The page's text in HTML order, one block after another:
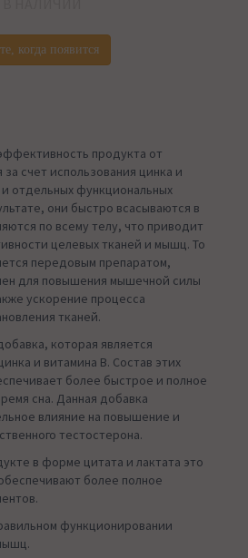
когда появится
продукта от
счет использования цинка и
и отдельных функциональных
они быстро всасываются в
по всему телу, что приводит
целевых тканей и мышц. То
передовым препаратом,
для повышения мышечной силы
ускорение процесса
тканей.
которая является
и витамина В. Состав этих
более быстрое и полное
сна. Данная добавка
влияние на повышение и
тестостерона.
в форме цитата и лактата это
более полное
функционировании